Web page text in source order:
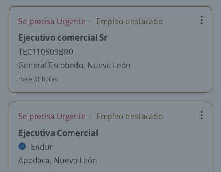
Se precisa Urgente Empleo destacado
Ejecutivo comercial Sr
TEC110509BR0
General Escobedo, Nuevo León
Hace 21 horas
Se precisa Urgente Empleo destacado
Ejecutiva Comercial
Endur
Apodaca, Nuevo León